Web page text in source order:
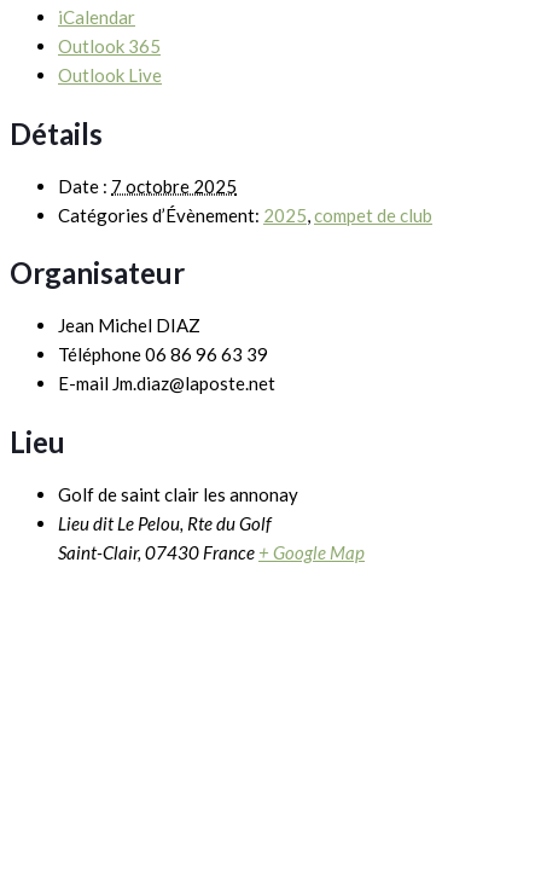
iCalendar
Outlook 365
Outlook Live
Détails
Date : 7 octobre 2025
Catégories d’Évènement: 2025 compet de club
Organisateur
Jean Michel DIAZ
Téléphone06 86 96 63 39
E-mail Jm.diaz@laposte.net
Lieu
Golf de saint clair les annonay
Lieu dit Le Pelou, Rte du Golf
Saint-Clair, 07430 France + Google Map